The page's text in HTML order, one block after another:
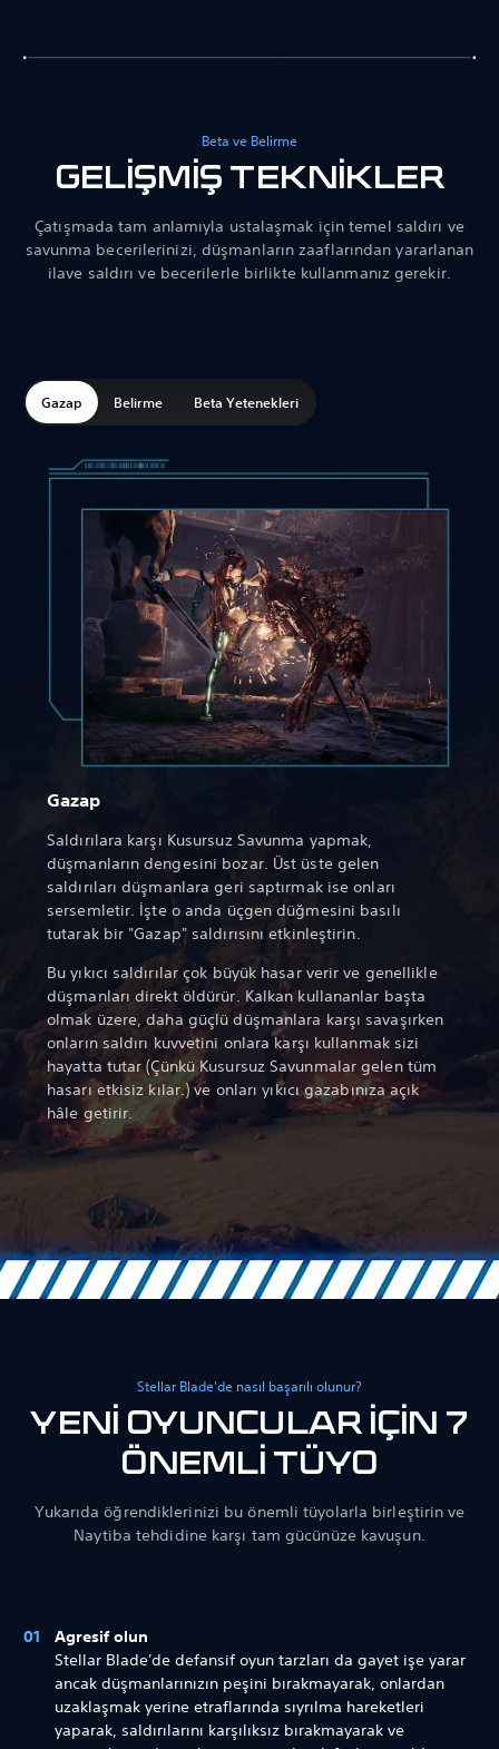
Beta ve Belirme
GELİŞMİŞ TEKNİKLER
Çatışmada tam anlamıyla ustalaşmak için temel saldırı ve
savunma becerilerinizi, düşmanların zaaflarından yararlanan
ilave saldırı ve becerilerle birlikte kullanmanız gerekir.
Gazap Belirme Beta Yetenekleri
Gazap
Saldırılara karşı Kusursuz Savunma yapmak,
düşmanların dengesini bozar. Üst üste gelen
saldırıları düşmanlara geri saptırmak ise onları
sersemletir. İşte o anda üçgen düğmesini basılı
tutarak bir "Gazap" saldırısını etkinleştirin.
Bu yıkıcı saldırılar çok büyük hasar verir ve genellikle
düşmanları direkt öldürür. Kalkan kullananlar başta
olmak üzere, daha güçlü düşmanlara karşı savaşırken
onların saldırı kuvvetini onlara karşı kullanmak sizi
hayatta tutar (Çünkü Kusursuz Savunmalar gelen tüm
hasarı etkisiz kılar.) ve onları yıkıcı gazabınıza açık
hâle getirir.
Stellar Blade'de nasıl başarılı olunur?
YENİ OYUNCULAR İÇİN 7
ÖNEMLİ TÜYO
Yukarıda öğrendiklerinizi bu önemli tüyolarla birleştirin ve
Naytiba tehdidine karşı tam gücünüze kavuşun.
Agresif olun
Stellar Blade'de defansif oyun tarzları da gayet işe yarar
ancak düşmanlarınızın peşini bırakmayarak, onlardan
uzaklaşmak yerine etraflarında sıyrılma hareketleri
yaparak, saldırılarını karşılıksız bırakmayarak ve